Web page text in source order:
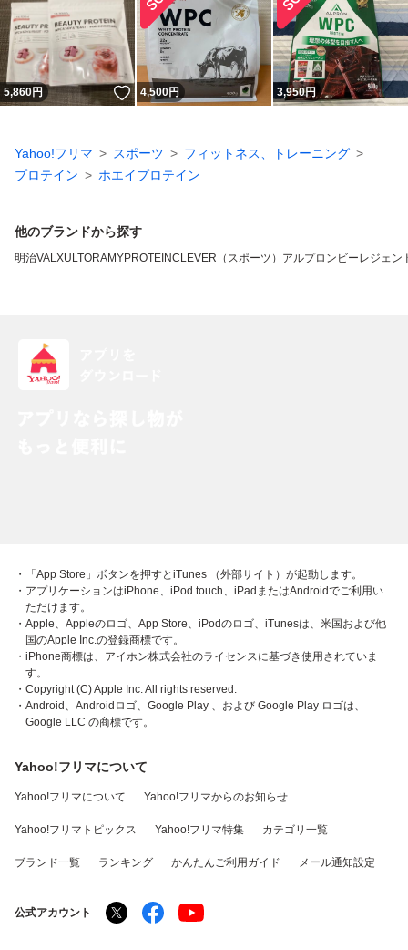
5,860円 いいね！
4,500円 3,950円
Yahoo!フリマ スポーツ
フィットネス、トレーニング
プロテイン
ホエイプロテイン
他のブランドから探す
明治VALXULTORAMYPROTEINCLEVER（スポーツ） アルプロン ビーレジェン
・「App Store」ボタンを押すとiTunes （外部サイト）が起動します。
・アプリケーションはiPhone、iPod touch、iPadまたはAndroidでご利用い
ただけます。
・Apple、Appleのロゴ、App Store、iPodのロゴ、iTunesは、米国および他
国のApple Inc.の登録商標です。
・iPhone商標は、アイホン株式会社のライセンスに基づき使用されていま
す。
・Copyright (C) Apple Inc. All rights reserved.
・Android、Androidロゴ、Google Play 、および Google Play ロゴは、
Google LLC の商標です。
Yahoo!フリマについて
Yahoo!フリマについて Yahoo!フリマからのお知らせ
Yahoo!フリマトピックス Yahoo!フリマ特集 カテゴリ一覧
ブランド一覧 ランキング かんたんご利用ガイド メール通知設定
公式アカウント